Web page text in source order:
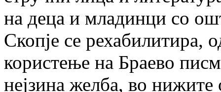
на деца и младинци со
Скопје се рехабилитира,
користење на Браево
нејзина желба, во нижите